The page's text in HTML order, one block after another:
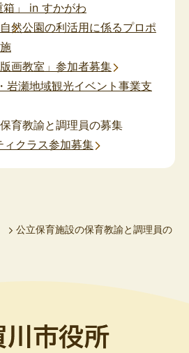
箱」 in すかがわ
然公園の利活用に係るプロポ
画教室」参加者募集
岩瀬地域観光イベント事業支
育教諭と調理員の募集
ィクラス参加募集
公立保育施設の保育教諭と調理員の